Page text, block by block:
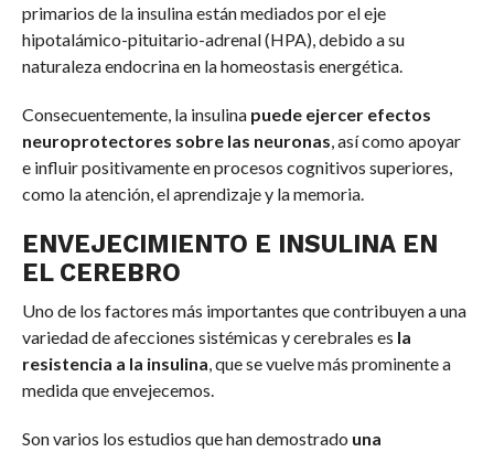
primarios de la insulina están mediados por el eje
hipotalámico-pituitario-adrenal (HPA), debido a su
naturaleza endocrina en la homeostasis energética.
Consecuentemente, la insulina puede ejercer efectos
neuroprotectores sobre las neuronas , así como apoyar
e influir positivamente en procesos cognitivos superiores,
como la atención, el aprendizaje y la memoria.
ENVEJECIMIENTO E INSULINA EN
EL CEREBRO
Uno de los factores más importantes que contribuyen a una
variedad de afecciones sistémicas y cerebrales es la
resistencia a la insulina , que se vuelve más prominente a
medida que envejecemos.
Son varios los estudios que han demostrado una